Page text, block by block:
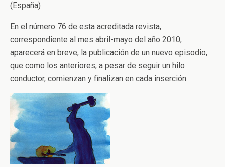
(España)
En el número 76 de esta acreditada revista,
correspondiente al mes abril-mayo del año 2010,
aparecerá en breve, la publicación de un nuevo episodio,
que como los anteriores, a pesar de seguir un hilo
conductor, comienzan y finalizan en cada inserción.